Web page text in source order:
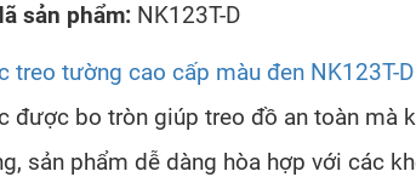
sản phẩm: NK123T-D
treo tường cao cấp màu đen NK123T-D
được bo tròn giúp treo đồ an toàn mà
sản phẩm dễ dàng hòa hợp với các